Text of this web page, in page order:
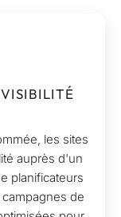
les sites
auprès d'un
planificateurs
de